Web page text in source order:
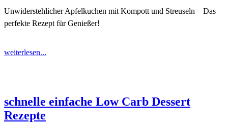
Unwiderstehlicher Apfelkuchen mit Kompott und Streuseln – Das
perfekte Rezept für Genießer!
weiterlesen...
schnelle einfache Low Carb Dessert
Rezepte